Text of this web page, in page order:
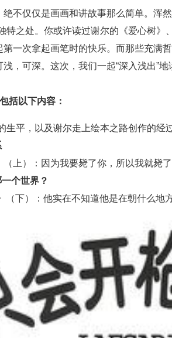
不仅仅是画画和讲故事那么简单。浑
特之处。你或许读过谢尔的《爱心树》
一次拿起画笔时的快乐。而那些充满
，可深。这次，我们一起“深入浅出”地
括以下内容：
生平，以及谢尔走上绘本之路创作的经过
（上）：因为我要毙了你，所以我就毙了
个世界？
（下）：他实在不知道他是在朝什么地